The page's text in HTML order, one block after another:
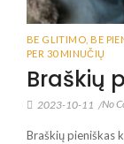
BE GLITIMO BE
PER 30 MINUČIŲ
Braškių
2023-10-11 /No
Braškių pieniškas